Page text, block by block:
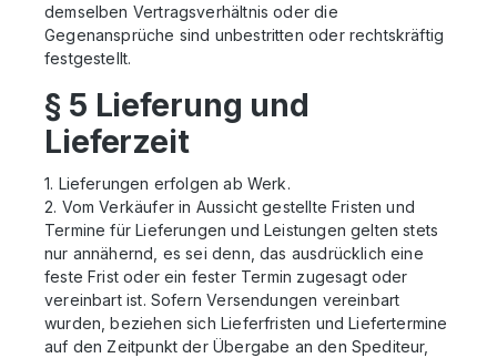
demselben Vertragsverhältnis oder die
Gegenansprüche sind unbestritten oder rechtskräftig
festgestellt.
§ 5 Lieferung und
Lieferzeit
1. Lieferungen erfolgen ab Werk.
2. Vom Verkäufer in Aussicht gestellte Fristen und
Termine für Lieferungen und Leistungen gelten stets
nur annähernd, es sei denn, das ausdrücklich eine
feste Frist oder ein fester Termin zugesagt oder
vereinbart ist. Sofern Versendungen vereinbart
wurden, beziehen sich Lieferfristen und Liefertermine
auf den Zeitpunkt der Übergabe an den Spediteur,